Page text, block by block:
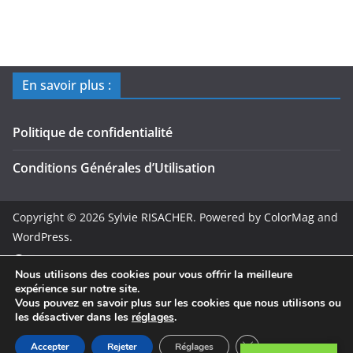
En savoir plus :
Politique de confidentialité
Conditions Générales d’Utilisation
Copyright © 2026 Sylvie RISACHER. Powered by ColorMag and
WordPress.
Nous utilisons des cookies pour vous offrir la meilleure
expérience sur notre site.
Vous pouvez en savoir plus sur les cookies que nous utilisons ou
les désactiver dans les réglages.
Accepter Rejeter Réglages Fermer la bannière